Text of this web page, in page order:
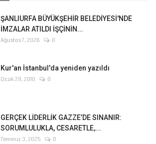
ŞANLIURFA BÜYÜKŞEHİR BELEDİYESİ'NDE
İMZALAR ATILDI İŞÇİNİN...
Ağustos 7, 2026 0
Kur'an İstanbul'da yeniden yazıldı
Ocak 29, 2010 0
GERÇEK LİDERLİK GAZZE’DE SINANIR:
SORUMLULUKLA, CESARETLE,...
Temmuz 3, 2025 0